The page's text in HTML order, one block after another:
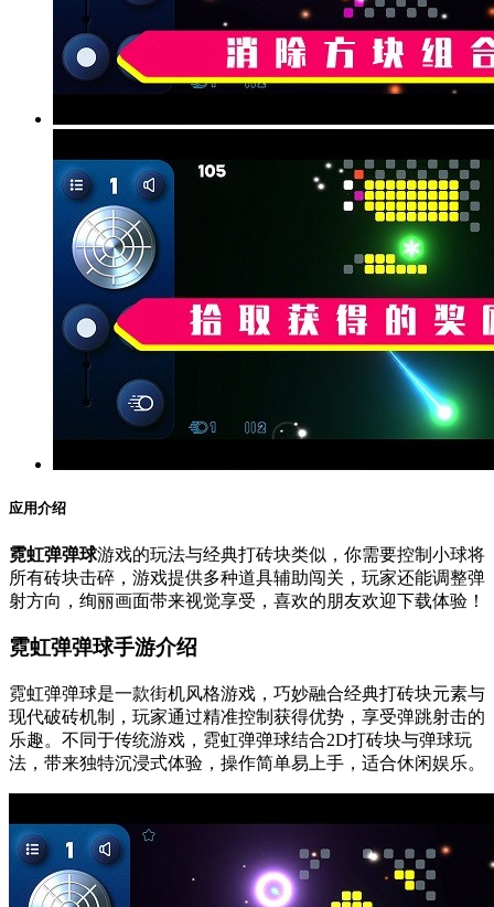
应用介绍
霓虹弹弹球游戏的玩法与经典打砖块类似，你需要控制小球将
所有砖块击碎，游戏提供多种道具辅助闯关，玩家还能调整弹
射方向，绚丽画面带来视觉享受，喜欢的朋友欢迎下载体验！
霓虹弹弹球手游介绍
霓虹弹弹球是一款街机风格游戏，巧妙融合经典打砖块元素与
现代破砖机制，玩家通过精准控制获得优势，享受弹跳射击的
乐趣。不同于传统游戏，霓虹弹弹球结合2D打砖块与弹球玩
法，带来独特沉浸式体验，操作简单易上手，适合休闲娱乐。